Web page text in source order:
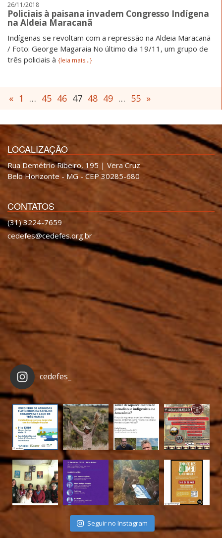
26/11/2018
Policiais à paisana invadem Congresso Indígena
na Aldeia Maracanã
Indígenas se revoltam com a repressão na Aldeia Maracanã
/ Foto: George Magaraia No último dia 19/11, um grupo de
três policiais à {leia mais...}
« 1 … 45 46 47 48 49 … 55 »
LOCALIZAÇÃO
Rua Demétrio Ribeiro, 195 | Vera Cruz
Belo Horizonte - MG - CEP 30285-680
CONTATOS
(31) 3224-7659
cedefes@cedefes.org.br
cedefes_
Seguir no Instagram